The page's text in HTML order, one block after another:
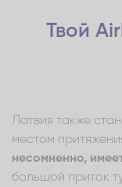
Твой
Латвия также
местом
несомненно,
большой приток